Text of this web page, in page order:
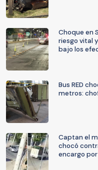
Choque en
riesgo vital
bajo los
Bus RED
metros:
Captan el
chocó
encargo